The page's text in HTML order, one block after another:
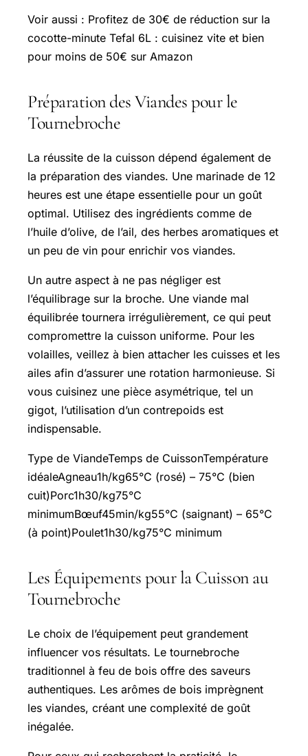
Voir aussi : Profitez de 30€ de réduction sur la
cocotte-minute Tefal 6L : cuisinez vite et bien
pour moins de 50€ sur Amazon
Préparation des Viandes pour le
Tournebroche
La réussite de la cuisson dépend également de
la préparation des viandes. Une marinade de 12
heures est une étape essentielle pour un goût
optimal. Utilisez des ingrédients comme de
l’huile d’olive, de l’ail, des herbes aromatiques et
un peu de vin pour enrichir vos viandes.
Un autre aspect à ne pas négliger est
l’équilibrage sur la broche. Une viande mal
équilibrée tournera irrégulièrement, ce qui peut
compromettre la cuisson uniforme. Pour les
volailles, veillez à bien attacher les cuisses et les
ailes afin d’assurer une rotation harmonieuse. Si
vous cuisinez une pièce asymétrique, tel un
gigot, l’utilisation d’un contrepoids est
indispensable.
Type de ViandeTemps de CuissonTempérature
idéaleAgneau1h/kg65°C (rosé) – 75°C (bien
cuit)Porc1h30/kg75°C
minimumBœuf45min/kg55°C (saignant) – 65°C
(à point)Poulet1h30/kg75°C minimum
Les Équipements pour la Cuisson au
Tournebroche
Le choix de l’équipement peut grandement
influencer vos résultats. Le tournebroche
traditionnel à feu de bois offre des saveurs
authentiques. Les arômes de bois imprègnent
les viandes, créant une complexité de goût
inégalée.